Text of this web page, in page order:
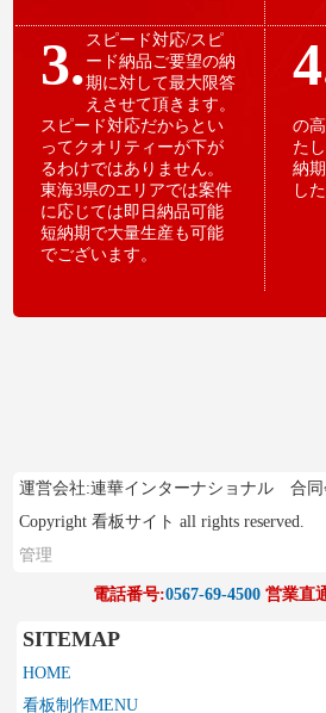
3.スピード対応/スピ
ード納品ご要望の納
期に対して最大限答
えさせて頂きます。
スピード対応だからとい
ってクオリティーが下が
るわけではありません。
東海3県のエリアでは案件
に応じては即日納品可能
短納期で大量生産も可能
でございます。
の
た
納
した
運営会社:連華インターナショナル 合同
Copyright 看板サイト all rights reserved.
管理
電話番号:0567-69-4500営業直
SITEMAP
HOME
看板制作MENU